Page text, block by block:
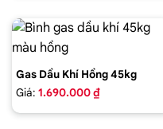
Gas Dầu Khí Hồng 45kg
Giá: 1.690.000 ₫